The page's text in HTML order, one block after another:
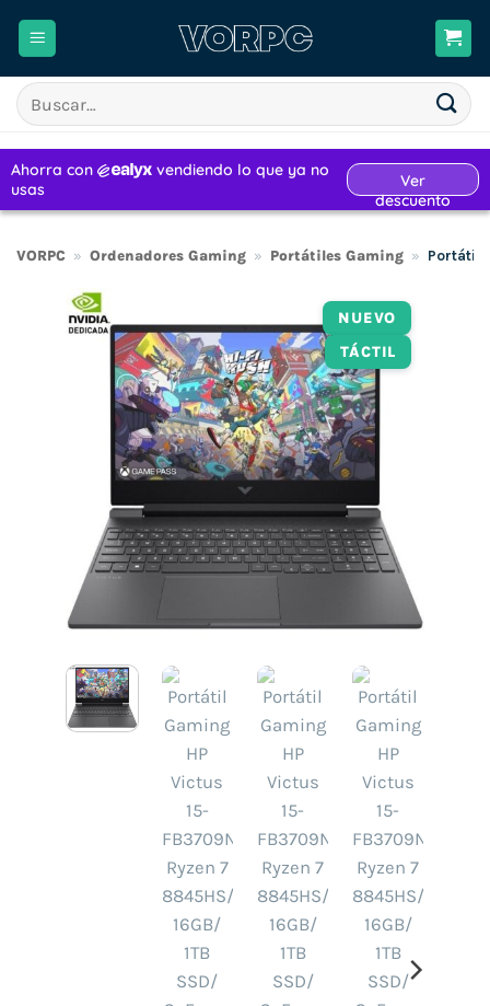
Buscar
por:
VORPC » Ordenadores Gaming » Portátiles Gaming » Portátil
NUEVO
TÁCTIL